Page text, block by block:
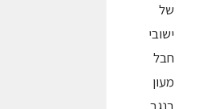
של
ישובי
חבל
מעון